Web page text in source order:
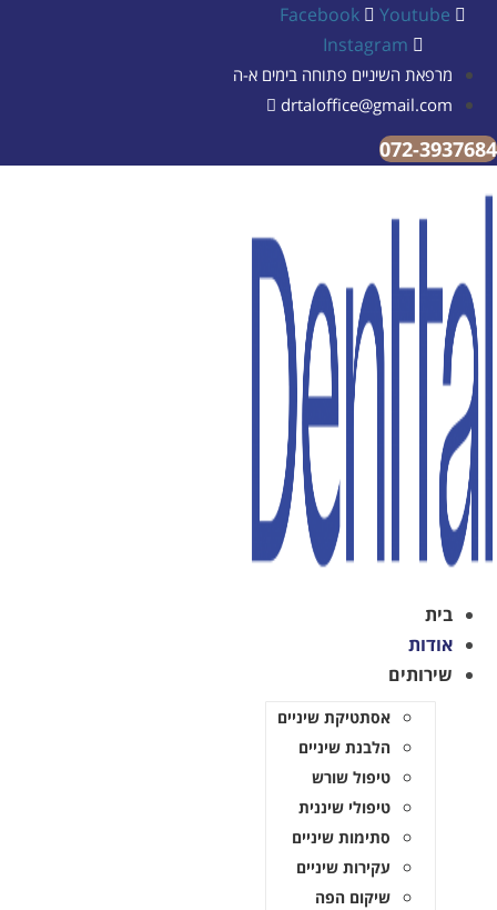
Facebook
Youtube
Instagram
מרפאת השיניים פתוחה בימים א-ה
drtaloffice@gmail.com
072-
בית
אודות
שירותים
אסתטיקת שיניים
הלבנת שיניים
טיפול שורש
טיפולי שיננית
סתימות שיניים
עקירות שיניים
שיקום הפה